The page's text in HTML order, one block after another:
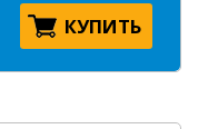
КУПИТЬ